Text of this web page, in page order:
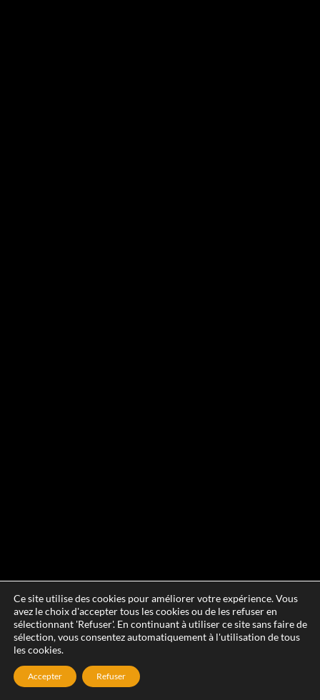
Ce site utilise des cookies pour améliorer votre expérience. Vous
avez le choix d'accepter tous les cookies ou de les refuser en
sélectionnant 'Refuser'. En continuant à utiliser ce site sans faire de
sélection, vous consentez automatiquement à l'utilisation de tous
les cookies.
Accepter Refuser